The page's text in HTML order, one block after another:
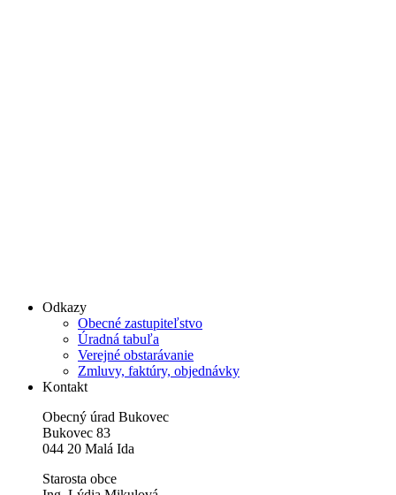
Odkazy
Obecné zastupiteľstvo
Úradná tabuľa
Verejné obstarávanie
Zmluvy, faktúry, objednávky
Kontakt
Obecný úrad Bukovec
Bukovec 83
044 20 Malá Ida
Starosta obce